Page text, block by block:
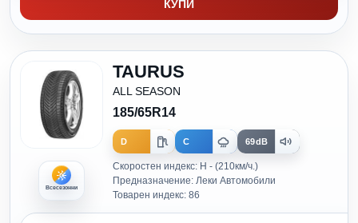
КУПИ
Всесезонни
TAURUS
ALL SEASON
185/65R14
D C 69dB
Скоростен индекс: H - (210км/ч.)
Предназначение: Леки Автомобили
Товарен индекс: 86